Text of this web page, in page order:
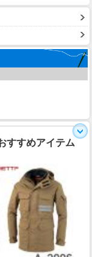
すすめアイテム